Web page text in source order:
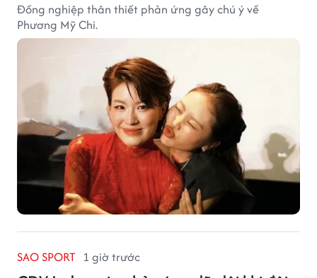
Đồng nghiệp thân thiết phản ứng gây chú ý về
Phương Mỹ Chi.
SAO SPORT 1 giờ trước